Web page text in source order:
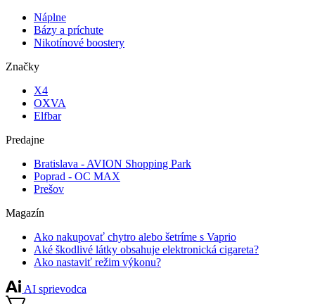
Náplne
Bázy a príchute
Nikotínové boostery
Značky
X4
OXVA
Elfbar
Predajne
Bratislava - AVION Shopping Park
Poprad - OC MAX
Prešov
Magazín
Ako nakupovať chytro alebo šetríme s Vaprio
Aké škodlivé látky obsahuje elektronická cigareta?
Ako nastaviť režim výkonu?
AI sprievodca